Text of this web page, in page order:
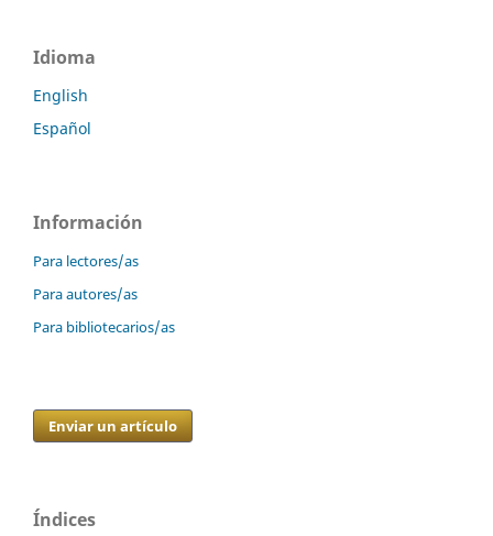
Idioma
English
Español
Información
Para lectores/as
Para autores/as
Para bibliotecarios/as
Enviar un artículo
Índices